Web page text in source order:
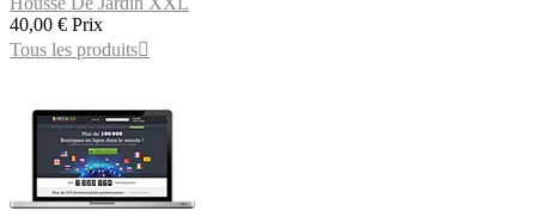
40,00 € Prix
Tous les produits